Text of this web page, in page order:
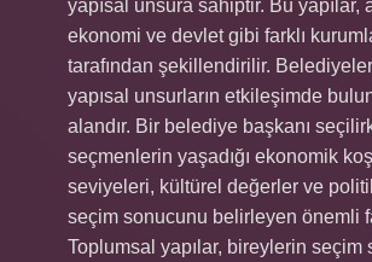
yapısal unsura sahiptir. Bu yapılar,
ekonomi ve devlet gibi farklı
tarafından şekillendirilir.
yapısal unsurların etkileşimde
alandır. Bir belediye başkanı
seçmenlerin yaşadığı ekonomik
seviyeleri, kültürel değerler ve
seçim sonucunu belirleyen önemli
Toplumsal yapılar, bireylerin seçim